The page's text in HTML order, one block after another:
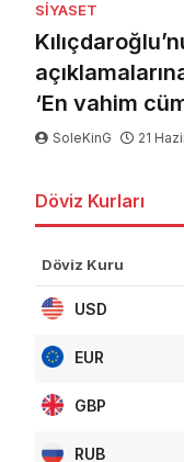
SIYASET
‘En vahim
SoleKinG 21
Döviz Kurları
Döviz Kuru
USD
EUR
GBP
RUB